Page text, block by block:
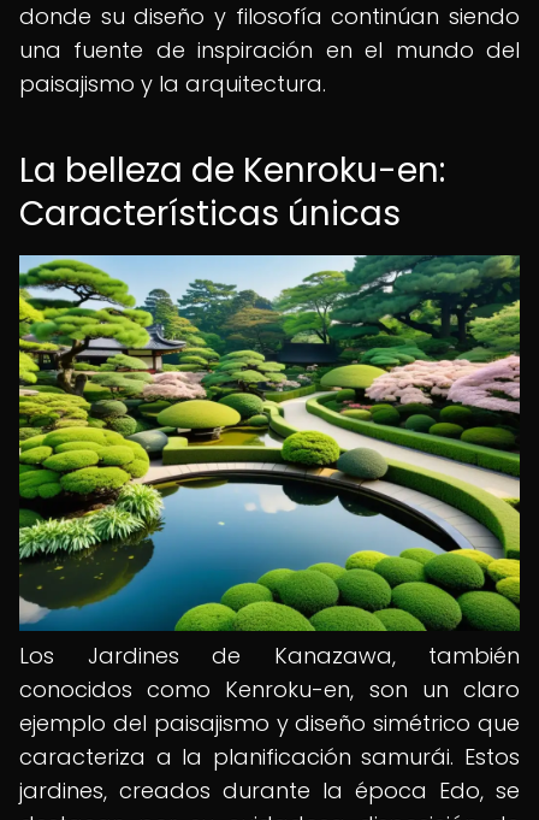
donde su diseño y filosofía continúan siendo
una fuente de inspiración en el mundo del
paisajismo y la arquitectura.
La belleza de Kenroku-en:
Características únicas
Los Jardines de Kanazawa, también
conocidos como Kenroku-en, son un claro
ejemplo del paisajismo y diseño simétrico que
caracteriza a la planificación samurái. Estos
jardines, creados durante la época Edo, se